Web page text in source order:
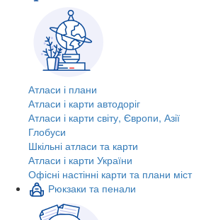
Атласи і плани
Атласи і карти автодоріг
Атласи і карти світу, Європи, Азії
Глобуси
Шкільні атласи та карти
Атласи і карти України
Офісні настінні карти та плани міст
Рюкзаки та пенали